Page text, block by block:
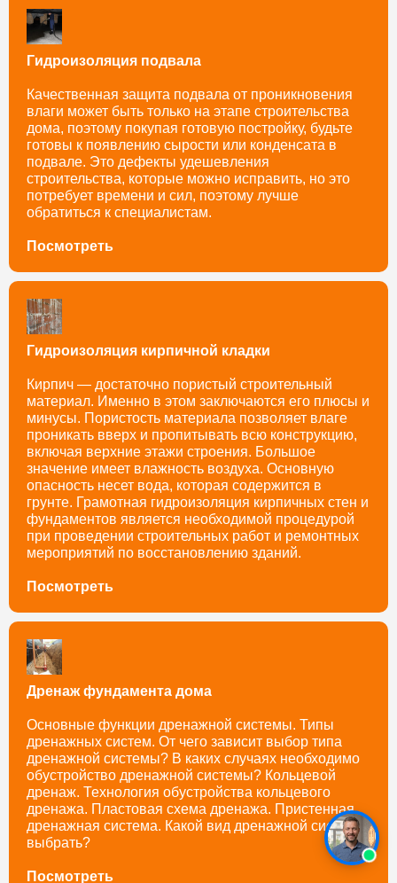
Гидроизоляция подвала
Качественная защита подвала от проникновения
влаги может быть только на этапе строительства
дома, поэтому покупая готовую постройку, будьте
готовы к появлению сырости или конденсата в
подвале. Это дефекты удешевления
строительства, которые можно исправить, но это
потребует времени и сил, поэтому лучше
обратиться к специалистам.
Посмотреть
Гидроизоляция кирпичной кладки
Кирпич — достаточно пористый строительный
материал. Именно в этом заключаются его плюсы и
минусы. Пористость материала позволяет влаге
проникать вверх и пропитывать всю конструкцию,
включая верхние этажи строения. Большое
значение имеет влажность воздуха. Основную
опасность несет вода, которая содержится в
грунте. Грамотная гидроизоляция кирпичных стен и
фундаментов является необходимой процедурой
при проведении строительных работ и ремонтных
мероприятий по восстановлению зданий.
Посмотреть
Дренаж фундамента дома
Основные функции дренажной системы. Типы
дренажных систем. От чего зависит выбор типа
дренажной системы? В каких случаях необходимо
обустройство дренажной системы? Кольцевой
дренаж. Технология обустройства кольцевого
дренажа. Пластовая схема дренажа. Пристенная
дренажная система. Какой вид дренажной системы
выбрать?
Посмотреть